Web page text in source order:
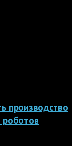
производство
роботов